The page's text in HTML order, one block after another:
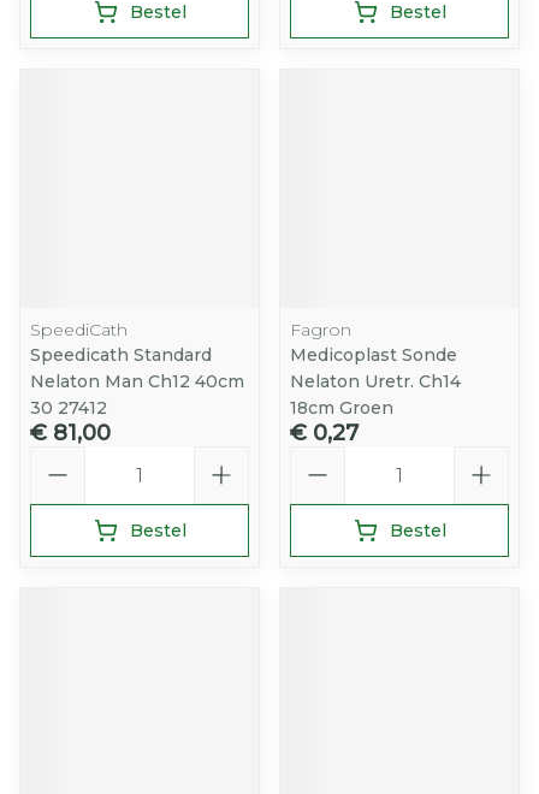
Bestel Bestel
SpeediCath
Speedicath Standard
Nelaton Man Ch12 40cm
30 27412
€ 81,00
Bestel
Fagron
Medicoplast Sonde
Nelaton Uretr. Ch14
18cm Groen
€ 0,27
Bestel